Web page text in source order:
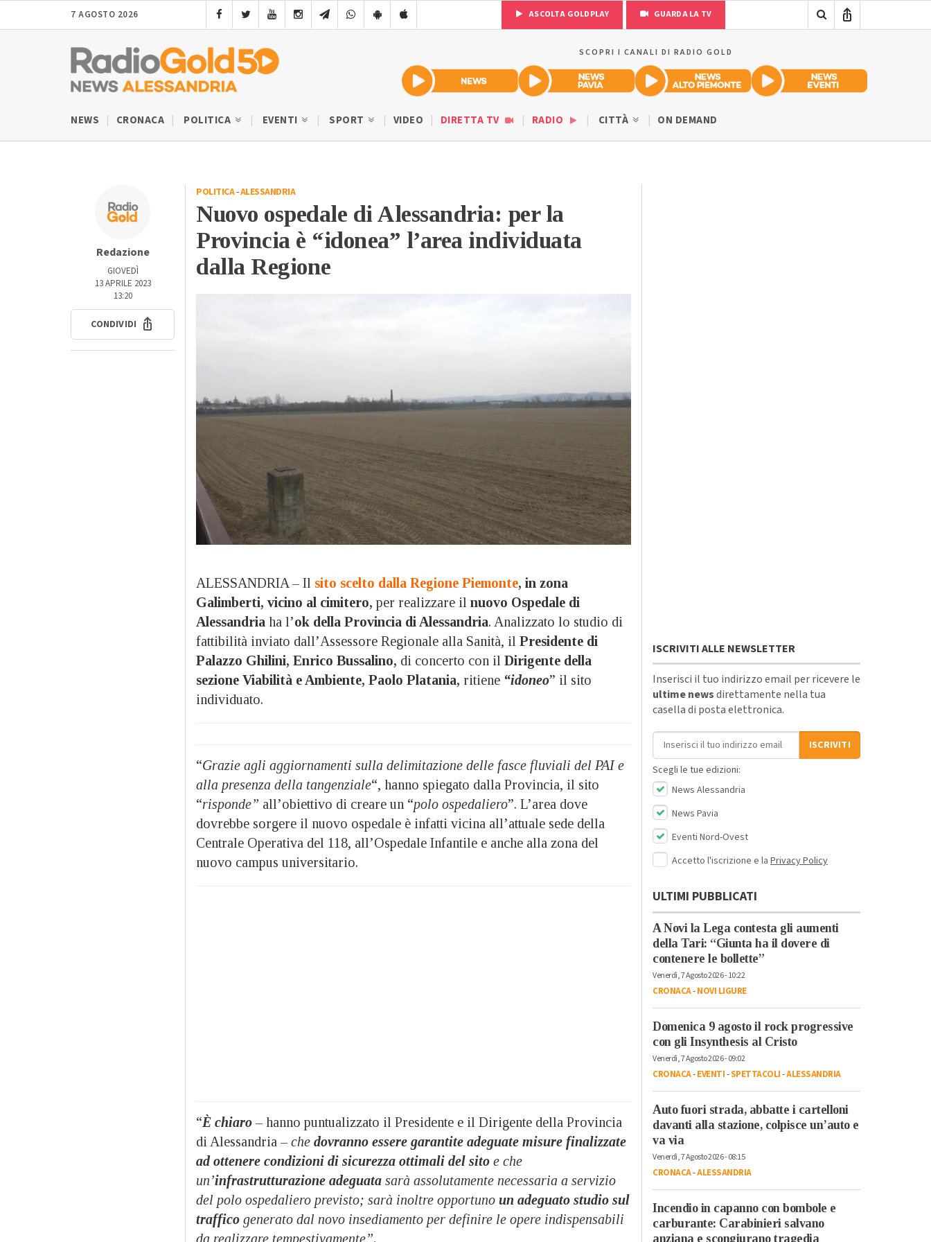
7 AGOSTO 2026 ASCOLTA GOLDPLAY GUARDA LA TV
SCOPRI I CANALI DI RADIO GOLD
NEWS CRONACA POLITICA EVENTI SPORT VIDEO DIRETTA TV RADIO CITTÀ ON DEMAND
Redazione
GIOVEDÌ
13 APRILE 2023
13:20
CONDIVIDI
POLITICA-ALESSANDRIA
Nuovo ospedale di Alessandria: per la
Provincia è “idonea” l’area individuata
dalla Regione
ALESSANDRIA – Il sito scelto dalla Regione Piemonte, in zona
Galimberti, vicino al cimitero, per realizzare il nuovo Ospedale di
Alessandria ha l’ok della Provincia di Alessandria. Analizzato lo studio di
fattibilità inviato dall’Assessore Regionale alla Sanità, il Presidente di
Palazzo Ghilini, Enrico Bussalino, di concerto con il Dirigente della
sezione Viabilità e Ambiente, Paolo Platania, ritiene “idoneo” il sito
individuato.
“Grazie agli aggiornamenti sulla delimitazione delle fasce fluviali del PAI e
alla presenza della tangenziale“, hanno spiegato dalla Provincia, il sito
“risponde” all’obiettivo di creare un “polo ospedaliero”. L’area dove
dovrebbe sorgere il nuovo ospedale è infatti vicina all’attuale sede della
Centrale Operativa del 118, all’Ospedale Infantile e anche alla zona del
nuovo campus universitario.
“È chiaro – hanno puntualizzato il Presidente e il Dirigente della Provincia
di Alessandria – che dovranno essere garantite adeguate misure finalizzate
ad ottenere condizioni di sicurezza ottimali del sito e che
un’infrastrutturazione adeguata sarà assolutamente necessaria a servizio
del polo ospedaliero previsto; sarà inoltre opportuno un adeguato studio sul
traffico generato dal novo insediamento per definire le opere indispensabili
da realizzare tempestivamente”.
ISCRIVITI ALLE NEWSLETTER
Inserisci il tuo indirizzo email per ricevere le
ultime newsdirettamente nella tua
casella di posta elettronica.
Indirizzo email
ISCRIVITI
Scegli le tue edizioni:
News Alessandria
News Pavia
Eventi Nord-Ovest
Accetto l'iscrizione e la Privacy Policy
ULTIMI PUBBLICATI
A Novi la Lega contesta gli aumenti
della Tari: “Giunta ha il dovere di
contenere le bollette”
Venerdì, 7 Agosto 2026 - 10:22
CRONACA-NOVI LIGURE
Domenica 9 agosto il rock progressive
con gli Insynthesis al Cristo
Venerdì, 7 Agosto 2026 - 09:02
CRONACA-EVENTI-SPETTACOLI-ALESSANDRIA
Auto fuori strada, abbatte i cartelloni
davanti alla stazione, colpisce un’auto e
va via
Venerdì, 7 Agosto 2026 - 08:15
CRONACA-ALESSANDRIA
Incendio in capanno con bombole e
carburante: Carabinieri salvano
anziana e scongiurano tragedia